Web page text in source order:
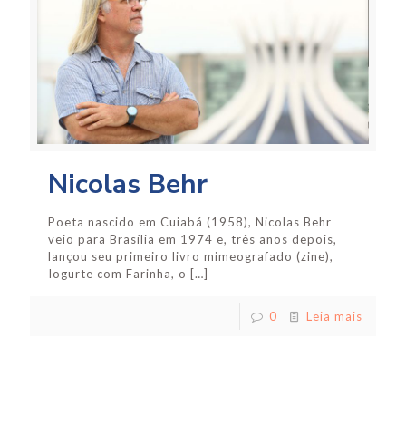
Nicolas Behr
Poeta nascido em Cuiabá (1958), Nicolas Behr
veio para Brasília em 1974 e, três anos depois,
lançou seu primeiro livro mimeografado (zine),
Iogurte com Farinha, o […]
0 Leia mais